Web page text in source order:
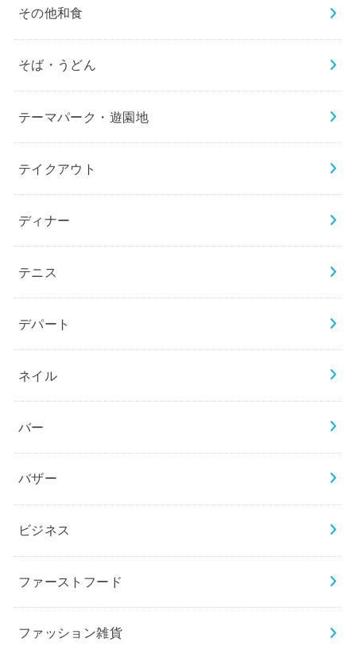
その他和食
そば・うどん
テーマパーク・遊園地
テイクアウト
ディナー
テニス
デパート
ネイル
バー
バザー
ビジネス
ファーストフード
ファッション雑貨